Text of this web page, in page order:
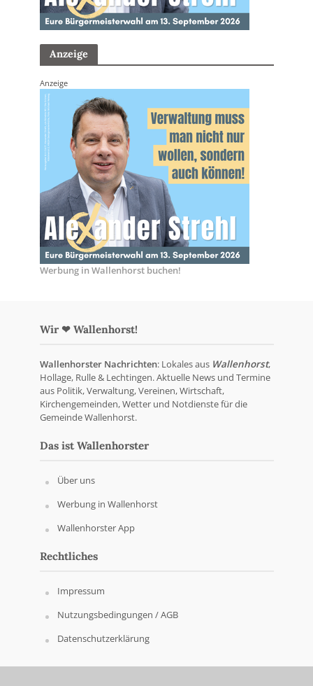
Anzeige
Anzeige
Werbung in Wallenhorst buchen!
Wir ❤ Wallenhorst!
Wallenhorster Nachrichten: Lokales aus Wallenhorst,
Hollage, Rulle & Lechtingen. Aktuelle News und Termine
aus Politik, Verwaltung, Vereinen, Wirtschaft,
Kirchengemeinden, Wetter und Notdienste für die
Gemeinde Wallenhorst.
Das ist Wallenhorster
Über uns
Werbung in Wallenhorst
Wallenhorster App
Rechtliches
Impressum
Nutzungsbedingungen / AGB
Datenschutzerklärung